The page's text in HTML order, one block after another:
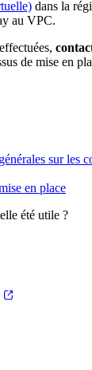
dans la
au VPC.
de mise en
sur les
en place
été utile ?